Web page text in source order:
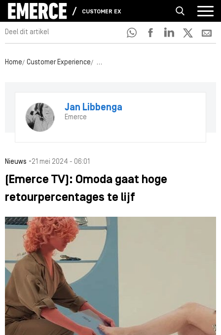
CUSTOMER EXPERIENCE
Deel dit artikel
Home Customer Experience (Emerce TV): Omoda gaat hoge
Jan Libbenga
Emerce
Nieuws -21 mei 2024 - 06:01
(Emerce TV): Omoda gaat hoge
retourpercentages te lijf